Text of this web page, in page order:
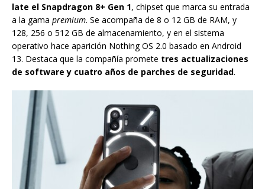
late el Snapdragon 8+ Gen 1, chipset que marca su entrada
a la gama premium. Se acompaña de 8 o 12 GB de RAM, y
128, 256 o 512 GB de almacenamiento, y en el sistema
operativo hace aparición Nothing OS 2.0 basado en Android
13. Destaca que la compañía promete tres actualizaciones
de software y cuatro años de parches de seguridad.